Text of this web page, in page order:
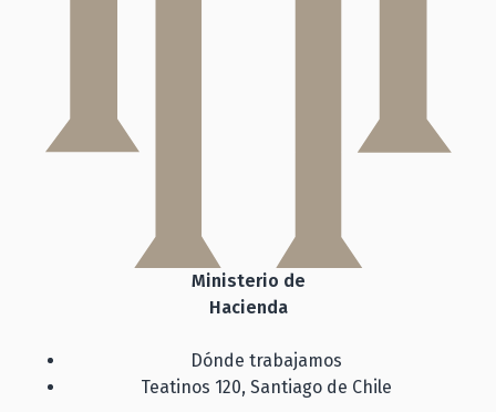
Ministerio de
Hacienda
Dónde trabajamos
Teatinos 120, Santiago de Chile